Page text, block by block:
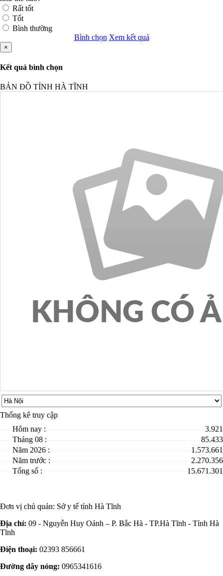
Rất tốt
Tốt
Bình thường
Bình chọn Xem kết quả
×
Kết quả bình chọn
BẢN ĐỒ TỈNH HÀ TĨNH
Thống kê truy cập
Hôm nay :
3.921
Tháng 08 :
85.433
Năm 2026 :
1.573.661
Năm trước :
2.270.356
Tổng số :
15.671.301
Đơn vị chủ quản: Sở y tế tỉnh Hà Tĩnh
Địa chỉ: 09 - Nguyễn Huy Oánh – P. Bắc Hà - TP.Hà Tĩnh - Tỉnh Hà
Tĩnh
Điện thoại: 02393 856661
Đường dây nóng: 0965341616